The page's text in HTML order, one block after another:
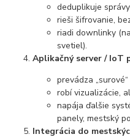
deduplikuje
rieši šifrovanie,
riadi downlinky
svetiel).
Aplikačný server / IoT
prevádza
robí vizualizácie,
napája ďalšie
panely, mestský
Integrácia do